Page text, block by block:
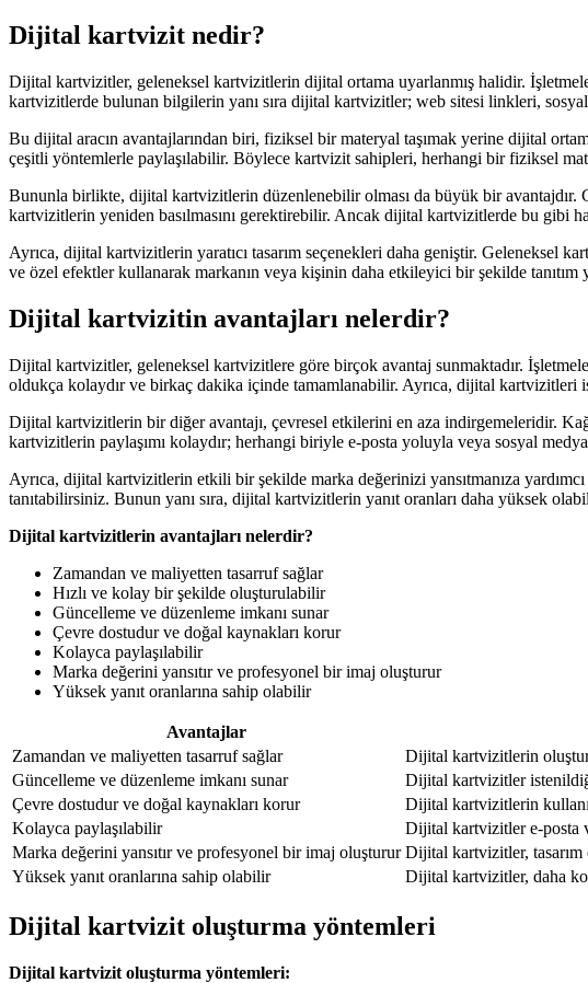
Dijital kartvizit nedir?
Dijital kartvizitler, geleneksel kartvizitlerin dijital ortama uyarlanmış halidir.
kartvizitlerde bulunan bilgilerin yanı sıra dijital kartvizitler; web sitesi linkleri,
Bu dijital aracın avantajlarından biri, fiziksel bir materyal taşımak yerine dijital
çeşitli yöntemlerle paylaşılabilir. Böylece kartvizit sahipleri, herhangi bir fiziksel
Bununla birlikte, dijital kartvizitlerin düzenlenebilir olması da büyük bir avantajdır.
kartvizitlerin yeniden basılmasını gerektirebilir. Ancak dijital kartvizitlerde bu gibi
Ayrıca, dijital kartvizitlerin yaratıcı tasarım seçenekleri daha geniştir. Geleneksel
ve özel efektler kullanarak markanın veya kişinin daha etkileyici bir şekilde tanıtım
Dijital kartvizitin avantajları nelerdir?
Dijital kartvizitler, geleneksel kartvizitlere göre birçok avantaj sunmaktadır.
oldukça kolaydır ve birkaç dakika içinde tamamlanabilir. Ayrıca, dijital kartvizitleri
Dijital kartvizitlerin bir diğer avantajı, çevresel etkilerini en aza indirgemeleridir.
kartvizitlerin paylaşımı kolaydır; herhangi biriyle e-posta yoluyla veya sosyal
Ayrıca, dijital kartvizitlerin etkili bir şekilde marka değerinizi yansıtmanıza
tanıtabilirsiniz. Bunun yanı sıra, dijital kartvizitlerin yanıt oranları daha yüksek
Dijital kartvizitlerin avantajları nelerdir?
Zamandan ve maliyetten tasarruf sağlar
Hızlı ve kolay bir şekilde oluşturulabilir
Güncelleme ve düzenleme imkanı sunar
Çevre dostudur ve doğal kaynakları korur
Kolayca paylaşılabilir
Marka değerini yansıtır ve profesyonel bir imaj oluşturur
Yüksek yanıt oranlarına sahip olabilir
Avantajlar
Zamandan ve maliyetten tasarruf sağlar
Dijital kartvizitlerin
Güncelleme ve düzenleme imkanı sunar
Dijital kartvizitler
Çevre dostudur ve doğal kaynakları korur
Dijital kartvizitlerin
Kolayca paylaşılabilir
Dijital kartvizitler e-posta
Marka değerini yansıtır ve profesyonel bir imaj oluşturur Dijital kartvizitler,
Yüksek yanıt oranlarına sahip olabilir
Dijital kartvizitler, daha
Dijital kartvizit oluşturma yöntemleri
Dijital kartvizit oluşturma yöntemleri: